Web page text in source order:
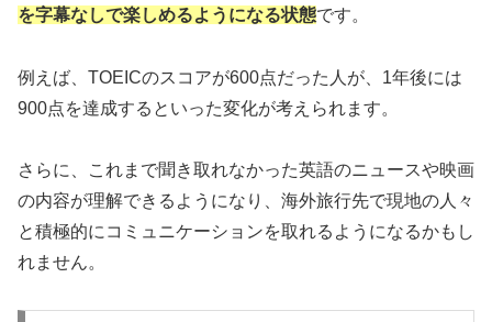
を字幕なしで楽しめるようになる状態です。
例えば、TOEICのスコアが600点だった人が、1年後には
900点を達成するといった変化が考えられます。
さらに、これまで聞き取れなかった英語のニュースや映画
の内容が理解できるようになり、海外旅行先で現地の人々
と積極的にコミュニケーションを取れるようになるかもし
れません。